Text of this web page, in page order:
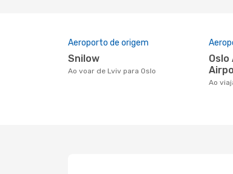
Aeroporto de origem
Snilow
Ao voar de Lviv para Oslo
Oslo Airport, Sandefjord
Ao